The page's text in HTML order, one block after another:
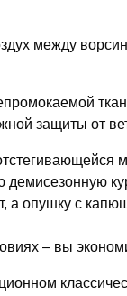
между
защиты от
а опушку с
– вы